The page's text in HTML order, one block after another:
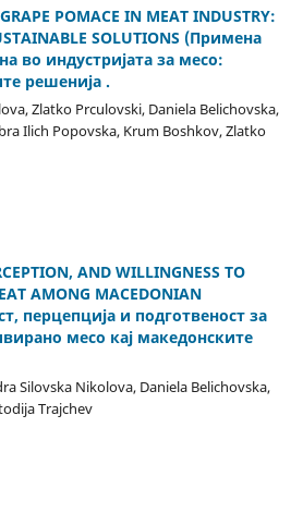
POMACE IN MEAT INDUSTRY:
SOLUTIONS (Примена
во индустријата за месо:
решенија .
Zlatko Prculovski, Daniela Belichovska,
Ilich Popovska, Krum Boshkov, Zlatko
AND WILLINGNESS TO
AMONG MACEDONIAN
перцепција и подготвеност за
месо кај македонските
Silovska Nikolova, Daniela Belichovska,
Trajchev